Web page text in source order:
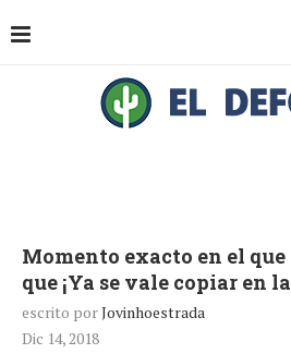
Momento exacto en el
que ¡Ya se vale copiar en
escrito porJovinhoestrada
Dic 14, 2018